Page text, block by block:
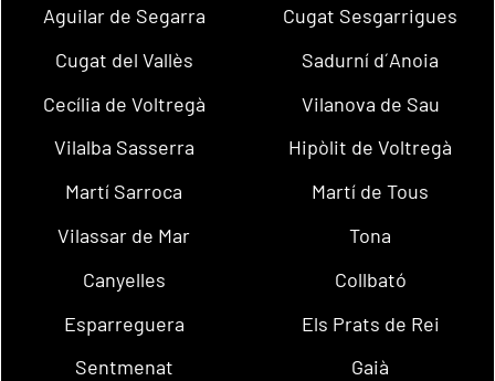
Aguilar de Segarra
Cugat Sesgarrigues
Cugat del Vallès
Sadurní d´Anoia
Cecília de Voltregà
Vilanova de Sau
Vilalba Sasserra
Hipòlit de Voltregà
Martí Sarroca
Martí de Tous
Vilassar de Mar
Tona
Canyelles
Collbató
Esparreguera
Els Prats de Rei
Sentmenat
Gaià